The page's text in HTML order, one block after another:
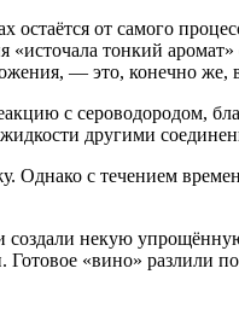
остаётся от самого
«источала тонкий аромат»
— это, конечно же,
с сероводородом,
другими
Однако с течением
создали некую
Готовое «вино» разлили